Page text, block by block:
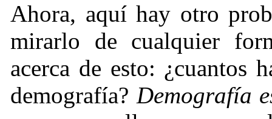
Ahora, aquí hay otro
mirarlo de cualquier
acerca de esto: ¿cuantos
demografía? Demografía